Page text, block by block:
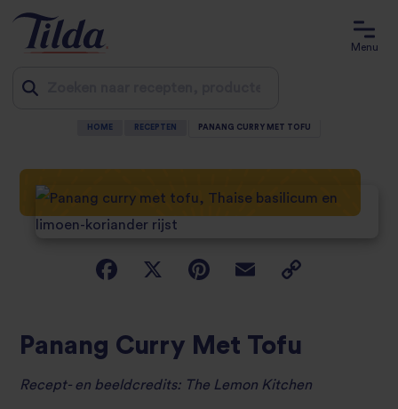
content
Menu
HOME RECEPTEN PANANG CURRY MET TOFU
Panang Curry Met Tofu
Recept- en beeldcredits: The Lemon Kitchen